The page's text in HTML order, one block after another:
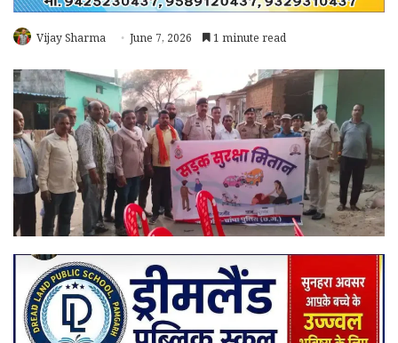
Vijay Sharma June 7, 2026 1 minute read